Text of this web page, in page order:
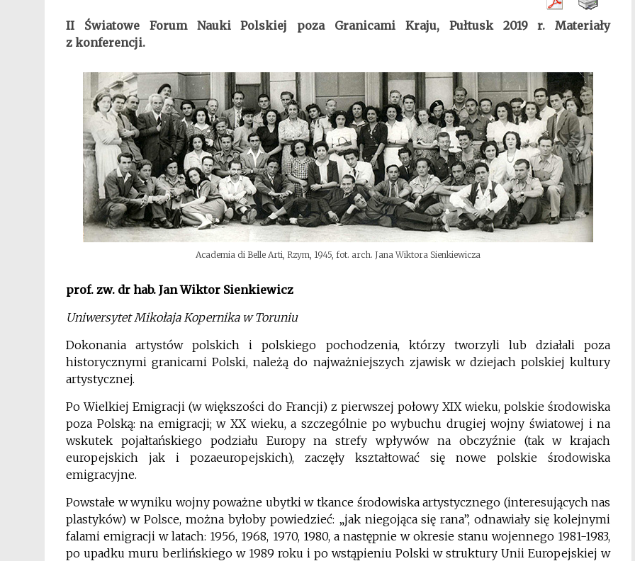
II Światowe Forum Nauki Polskiej poza Granicami Kraju, Pułtusk 2019 r. Materiały
z konferencji.
Academia di Belle Arti, Rzym, 1945, fot. arch. Jana Wiktora Sienkiewicza
prof. zw. dr hab. Jan Wiktor Sienkiewicz
Uniwersytet Mikołaja Kopernika w Toruniu
Dokonania artystów polskich i polskiego pochodzenia, którzy tworzyli lub działali poza
historycznymi granicami Polski, należą do najważniejszych zjawisk w dziejach polskiej kultury
artystycznej.
Po Wielkiej Emigracji (w większości do Francji) z pierwszej połowy XIX wieku, polskie środowiska
poza Polską: na emigracji; w XX wieku, a szczególnie po wybuchu drugiej wojny światowej i na
wskutek pojałtańskiego podziału Europy na strefy wpływów na obczyźnie (tak w krajach
europejskich jak i pozaeuropejskich), zaczęły kształtować się nowe polskie środowiska
emigracyjne.
Powstałe w wyniku wojny poważne ubytki w tkance środowiska artystycznego (interesujących nas
plastyków) w Polsce, można byłoby powiedzieć: „jak niegojąca się rana”, odnawiały się kolejnymi
falami emigracji w latach: 1956, 1968, 1970, 1980, a następnie w okresie stanu wojennego 1981-1983,
po upadku muru berlińskiego w 1989 roku i po wstąpieniu Polski w struktury Unii Europejskiej w